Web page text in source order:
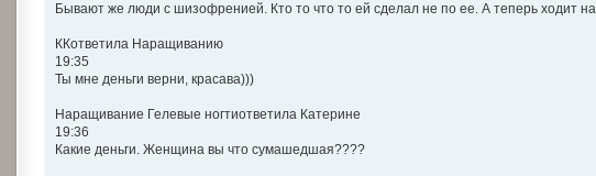
Бывают же люди с шизофренией. Кто то что то ей сделал не по ее. А теперь ходит на
ККответила Наращиванию
19:35
Ты мне деньги верни, красава)))
Наращивание Гелевые ногтиответила Катерине
19:36
Какие деньги. Женщина вы что сумашедшая????